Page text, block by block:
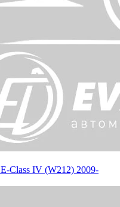
Class IV (W212) 2009-